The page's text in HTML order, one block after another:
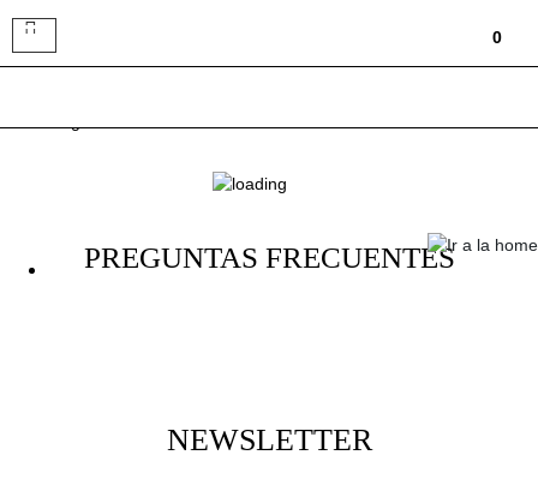
0
Toggle
PREGUNTAS FRECUENTES
NEWSLETTER